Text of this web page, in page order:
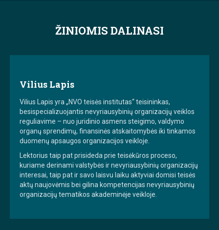
ŽINIOMIS DALINASI
Vilius Lapis
Vilius Lapis yra „NVO teisės institutas“ teisininkas,
besispecializuojantis nevyriausybinių organizacijų veiklos
reguliavime – nuo juridinio asmens steigimo, valdymo
organų sprendimų, finansinės atskaitomybės iki tinkamos
duomenų apsaugos organizacijos veikloje.
Lektorius taip pat prisideda prie teisėkūros proceso,
kuriame derinami valstybės ir nevyriausybinių organizacijų
interesai, taip pat ir savo laisvu laiku aktyviai domisi teisės
aktų naujovėmis bei gilina kompetencijas nevyriausybinių
organizacijų tematikos akademinėje veikloje.